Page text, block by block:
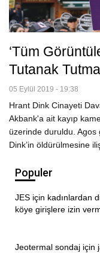
‘Tüm
Tutanak
05 Eylül 2019 - 19:38
Hrant Dink Cinayeti
Akbank'a ait kayıp
üzerinde duruldu. Agos
Dink’in öldürülmesine
Populer
JES için kadınlardan
köye girişlere izin
Jeotermal sondaj için